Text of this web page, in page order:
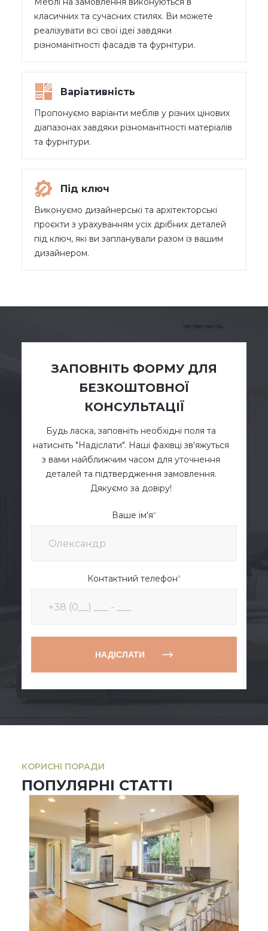
класичних та сучасних стилях. Ви можете
реалізувати всі свої ідеї завдяки
різноманітності фасадів та фурнітури.
Варіативність
Пропонуємо варіанти меблів у різних цінових
діапазонах завдяки різноманітності матеріалів
та фурнітури.
Під ключ
Виконуємо дизайнерські та архітекторські
проєкти з урахуванням усіх дрібних деталей
під ключ, які ви запланували разом із вашим
дизайнером.
ЗАПОВНІТЬ ФОРМУ ДЛЯ
БЕЗКОШТОВНОЇ
КОНСУЛЬТАЦІЇ
Будь ласка, заповніть необхідні поля та
натисніть "Надіслати". Наші фахівці зв'яжуться
з вами найближчим часом для уточнення
деталей та підтвердження замовлення.
Дякуємо за довіру!
Ваше ім'я*
Контактний телефон*
НАДІСЛАТИ
КОРИСНІ ПОРАДИ
ПОПУЛЯРНІ СТАТТІ